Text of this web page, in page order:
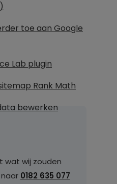
toe aan Google
Lab plugin
Rank Math
bewerken
wat wij zouden
0182 635 077